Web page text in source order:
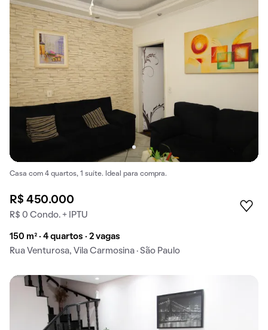
Casa com 4 quartos, 1 suíte. Ideal para compra.
R$ 450.000
R$ 0 Condo. + IPTU
150 m² · 4 quartos · 2 vagas
Rua Venturosa, Vila Carmosina · São Paulo